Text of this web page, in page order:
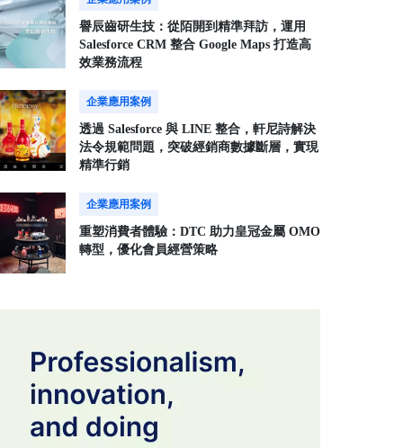
譽辰齒研生技：從陌開到精準拜訪，運用
Salesforce CRM 整合 Google Maps 打造高
效業務流程
企業應用案例
透過 Salesforce 與 LINE 整合，軒尼詩解決
法令規範問題，突破經銷商數據斷層，實現
精準行銷
企業應用案例
重塑消費者體驗：DTC 助力皇冠金屬 OMO
轉型，優化會員經營策略